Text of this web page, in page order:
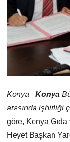
Konya - Konya
arasında işbirliği
göre, Konya
Heyet Başkan